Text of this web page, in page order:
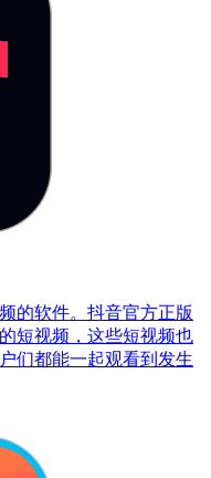
的软件。抖音官方正版
短视频，这些短视频也
们都能一起观看到发生